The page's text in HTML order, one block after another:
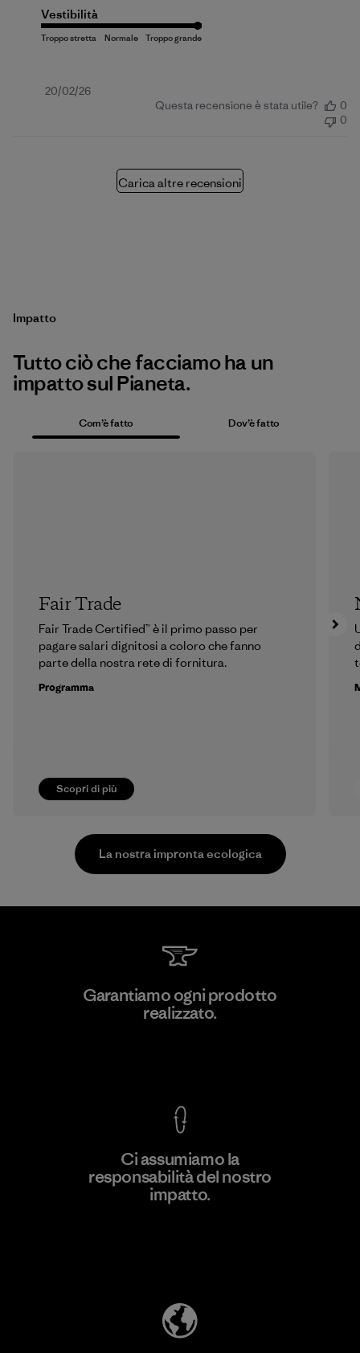
Vestibilità
Data
20/02/26
Questa recensione è stata utile?
0
0
Carica altre recensioni
Impatto
Tutto ciò che facciamo ha un
impatto sul Pianeta.
Com’è fatto Dov’è fatto
Scopri di più
Fair Trade
Fair Trade Certified™ è il primo passo per
pagare salari dignitosi a coloro che fanno
parte della nostra rete di fornitura.
Programma
Scopri di più
Manufacturing Sportswear Joint
Stock Company - Thai Binh
La nostra impronta ecologica
Garantiamo ogni prodotto
realizzato.
Ci assumiamo la
responsabilità del nostro
impatto.